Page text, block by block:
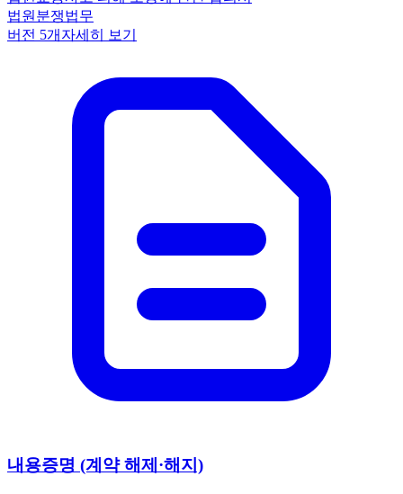
법원 분쟁법무
버전 5개 자세히 보기
내용증명 (계약 해제·해지)